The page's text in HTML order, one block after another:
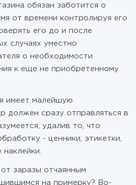
обязан заботится о
от времени контролируя его
его до и после
случаях уместно
о необходимости
к еще не приобретенному
имеет малейшую
должен сразу отправляться в
удалив то, что
- ценники, этикетки,
заразы отчаянным
на примерку? Во-